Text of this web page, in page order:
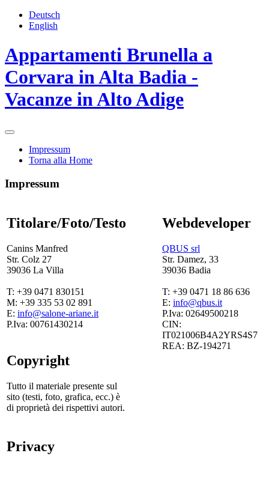
Deutsch
English
Appartamenti Brunella a
Corvara in Alta Badia -
Vacanze in Alto Adige
Impressum
Torna alla Home
Impressum
Titolare/Foto/Testo
Canins Manfred
Str. Colz 27
39036 La Villa
T: +39 0471 830151
M: +39 335 53 02 891
E: info@salone-ariane.it
P.Iva: 00761430214
Copyright
Tutto il materiale presente sul
sito (testi, foto, grafica, ecc.) è
di proprietà dei rispettivi autori.
Webdeveloper
QBUS srl
Str. Damez, 33
39036 Badia
T: +39 0471 18 86 636
E: info@qbus.it
P.Iva: 02649500218
CIN:
IT021006B4A2YRS4S7
REA: BZ-194271
Privacy